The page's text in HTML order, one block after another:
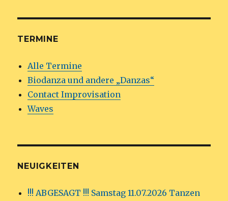
TERMINE
Alle Termine
Biodanza und andere „Danzas“
Contact Improvisation
Waves
NEUIGKEITEN
!!! ABGESAGT !!! Samstag 11.07.2026 Tanzen